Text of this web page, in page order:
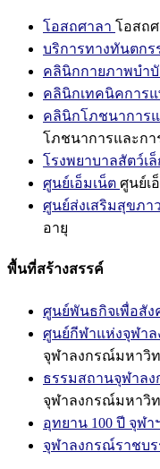
โอสถศาลา โอสถ
บริการทางทันตกร
คลินิกกายภาพบำ
คลินิกเทคนิคการ
คลินิกโภชนาการ
โภชนาการและก
โรงพยาบาลสัตว์เ
ศูนย์เอ็มเน็ต ศูนย์เ
ศูนย์ส่งเสริมสุขภา
อายุ
พื้นที่สร้างสรรค์
ศูนย์พันธกิจเพื่อสัง
ศูนย์กีฬาแห่งจุฬา
จุฬาลงกรณ์มหาวิ
ธรรมสถานจุฬาล
จุฬาลงกรณ์มหาวิ
อุทยาน 100 ปี จุฬา
จุฬาลงกรณ์ราชบ